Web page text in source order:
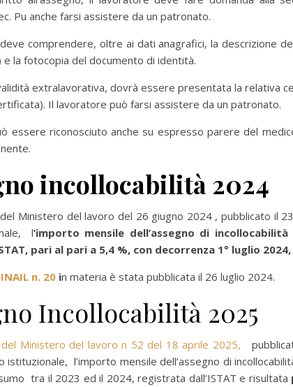
Pu anche farsi assistere da un patronato.
comprendere, oltre ai dati anagrafici, la descrizione
la fotocopia del documento di identità.
extralavorativa, dovrà essere presentata la relativa
Il lavoratore può farsi assistere da un patronato.
essere riconosciuto anche su espresso parere del
incollocabilità 2024
Ministero del lavoro del 26 giugno 2024 , pubblicato il
l’importo mensile dell’assegno di
pari al pari a 5,4 %, con decorrenza 1° luglio
n. 20 in materia è stata pubblicata il 26 luglio 2024.
Incollocabilità 2025
Ministero del lavoro n 52 del 18 aprile 2025,
istituzionale, l’importo mensile dell’assegno di
tra il 2023 ed il 2024, registrata dall’ISTAT e risultata